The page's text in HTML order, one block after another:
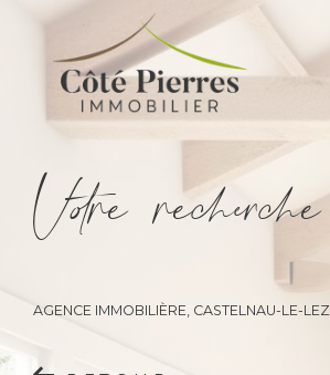
Vore recece
AGENCE IMMOBILIÈRE, CASTELNAU-LE-LEZ